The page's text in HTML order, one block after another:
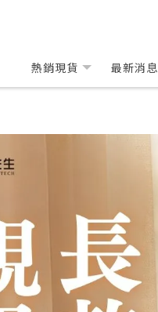
熱銷現貨 最新消息